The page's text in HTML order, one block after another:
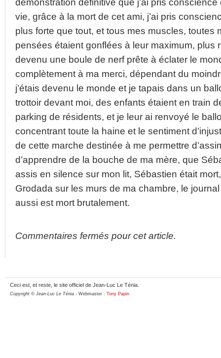
démonstration définitive que j’ai pris conscience
vie, grâce à la mort de cet ami, j’ai pris
plus forte que tout, et tous mes muscles, toutes
pensées étaient gonflées à leur maximum, plus
devenu une boule de nerf prête à éclater le
complètement à ma merci, dépendant du
j’étais devenu le monde et je tapais dans un
trottoir devant moi, des enfants étaient en train
parking de résidents, et je leur ai renvoyé le
concentrant toute la haine et le sentiment
de cette marche destinée à me permettre
d’apprendre de la bouche de ma mère, que
assis en silence sur mon lit, Sébastien était
Grodada sur les murs de ma chambre, le
aussi est mort brutalement.
Commentaires fermés pour cet article.
Ceci est, et reste, le site officiel de Jean-Luc Le Ténia.
Copyright © Jean-Luc Le Ténia - Webmaster : Tony Papin